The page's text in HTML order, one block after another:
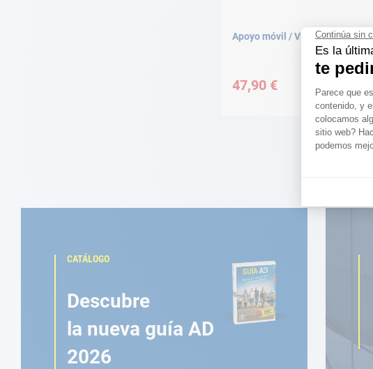
Apoyo móvil / VHF RAILBLAZA
47,90 €
CATÁLOGO
Descubre
la nueva guía AD
2026